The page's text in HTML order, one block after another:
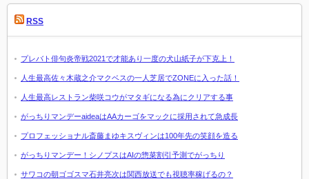
RSS
プレバト俳句炎帝戦2021で才能あり一度の犬山紙子が下克上！
人生最高佐々木蔵之介マクベスの一人芝居でZONEに入った話！
人生最高レストラン柴咲コウがマタギになる為にクリアする事
がっちりマンデーaideaはAAカーゴをマックに採用されて急成長
プロフェッショナル斎藤まゆキスヴィンは100年先の笑顔を造る
がっちりマンデー！シノプスはAIの惣菜割引予測でがっちり
サワコの朝ゴゴスマ石井亮次は関西放送でも視聴率稼げるの？